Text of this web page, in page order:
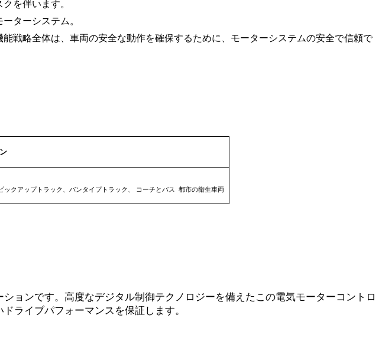
を伴います。
ターシステム。
戦略全体は、車両の安全な動作を確保するために、モーターシステムの安全で信頼で
ックアップトラック、バンタイプトラック、 コーチとバス 都市の衛生車両
ョンです。高度なデジタル制御テクノロジーを備えたこの電気モーターコントロ
ライブパフォーマンスを保証します。